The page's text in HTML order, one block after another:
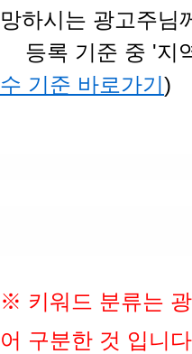
망하시는 광고주님
등록 기준 중 '지
수 기준 바로가기 )
※ 키워드 분류는
어 구분한 것 입니